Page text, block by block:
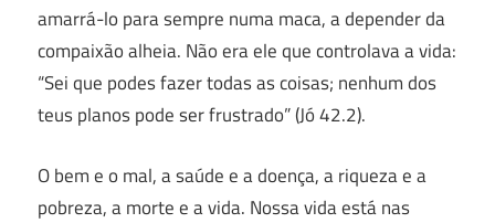
amarrá-lo para sempre numa maca, a depender da
compaixão alheia. Não era ele que controlava a vida:
“Sei que podes fazer todas as coisas; nenhum dos
teus planos pode ser frustrado” (Jó 42.2).
O bem e o mal, a saúde e a doença, a riqueza e a
pobreza, a morte e a vida. Nossa vida está nas